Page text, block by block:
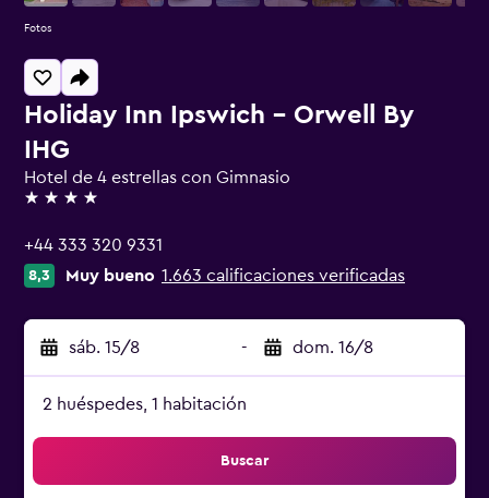
Holiday Inn Ipswich - Orwell By
IHG
Hotel de 4 estrellas con Gimnasio
4 estrellas
+44 333 320 9331
8,3 Muy bueno 1.663 calificaciones verificadas
sáb. 15/8 - dom. 16/8
2 huéspedes, 1 habitación
Buscar
Fotos